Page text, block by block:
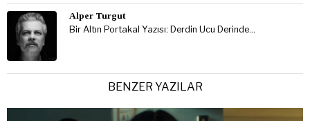
Alper Turgut
Bir Altın Portakal Yazısı: Derdin Ucu Derinde…
BENZER YAZILAR